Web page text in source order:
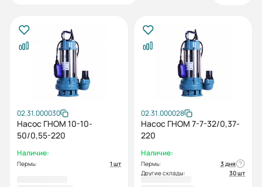
02.31.000030
Насос ГНОМ 10-10-
50/0,55-220
Наличие:
Пермь: 1 шт
02.31.000028
Насос ГНОМ 7-7-32/0,37-
220
Наличие:
Пермь:
3 дня
Другие склады:
30 шт